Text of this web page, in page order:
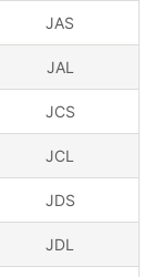
JAS
JAL
JCS
JCL
JDS
JDL